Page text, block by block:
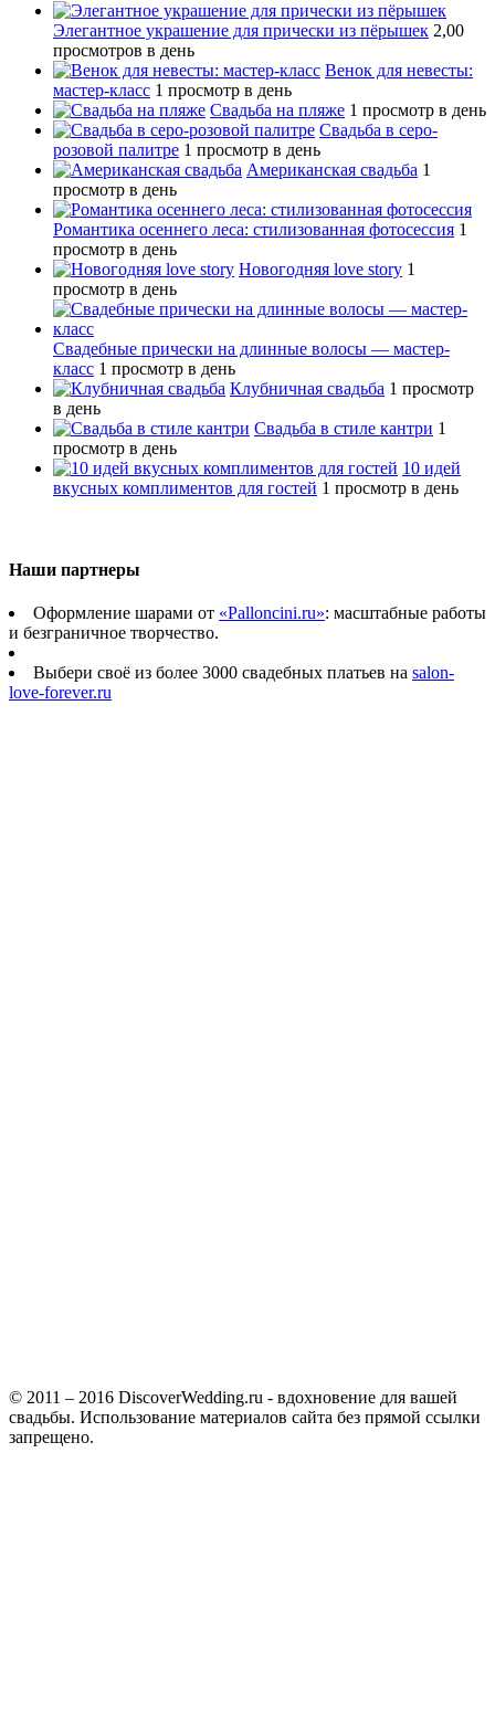
Элегантное украшение для прически из пёрышек 2,00
просмотров в день
Венок для невесты:
мастер-класс 1 просмотр в день
Свадьба на пляже 1 просмотр в день
Свадьба в серо-
розовой палитре 1 просмотр в день
Американская свадьба 1
просмотр в день
Романтика осеннего леса: стилизованная фотосессия 1
просмотр в день
Новогодняя love story 1
просмотр в день
Свадебные прически на длинные волосы — мастер-
класс 1 просмотр в день
Клубничная свадьба 1 просмотр
в день
Свадьба в стиле кантри 1
просмотр в день
10 идей
вкусных комплиментов для гостей 1 просмотр в день
Наши партнеры
Оформление шарами от «Palloncini.ru»: масштабные работы
и безграничное творчество.
Выбери своё из более 3000 свадебных платьев на salon-
love-forever.ru
© 2011 – 2016 DiscoverWedding.ru - вдохновение для вашей
свадьбы. Использование материалов сайта без прямой ссылки
запрещено.